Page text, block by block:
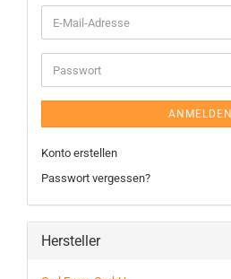
ANMELDEN
Konto erstellen
Passwort vergessen?
Hersteller